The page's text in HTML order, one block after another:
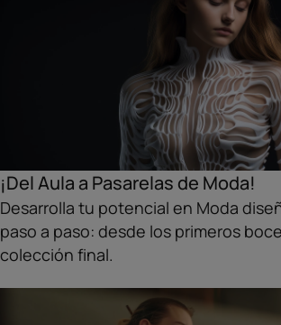
¡Del Aula a Pasarelas de Moda!
Desarrolla tu potencial en Moda
paso a paso: desde los primeros
colección final.